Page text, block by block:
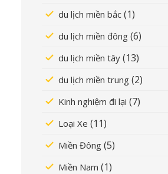
du lịch miền bắc (1)
du lịch miền đông (6)
du lịch miền tây (13)
du lịch miền trung (2)
Kinh nghiệm đi lại (7)
Loại Xe (11)
Miền Đông (5)
Miền Nam (1)